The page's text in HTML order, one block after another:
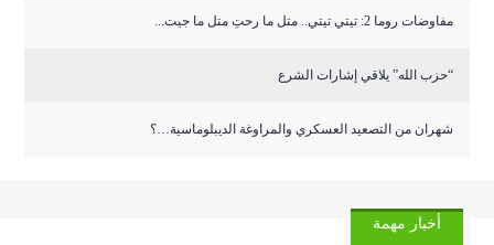
مفاوضات روما 2: تيتي تيتي.. متل ما رحتِ متل ما جيت...
“حزب الله” يلاقي إشارات الشرع
شهران من التصعيد العسكري والمراوغة الديبلوماسية…؟
أخبار مهمة